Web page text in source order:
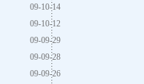
09-10-14
09-10-12
09-09-29
09-09-28
09-09-26